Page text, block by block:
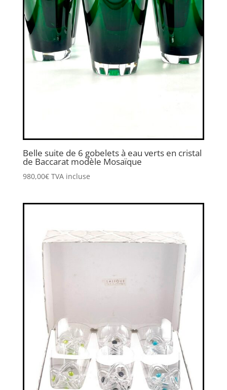
Belle suite de 6 gobelets à eau verts en cristal
de Baccarat modèle Mosaïque
980,00€ TVA incluse